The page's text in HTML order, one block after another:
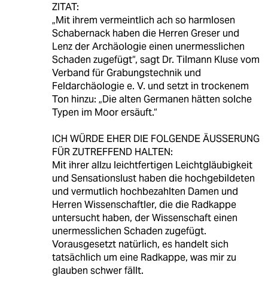
ZITAT:
„Mit ihrem vermeintlich ach so harmlosen
Schabernack haben die Herren Greser und
Lenz der Archäologie einen unermesslichen
Schaden zugefügt“, sagt Dr. Tilmann Kluse vom
Verband für Grabungstechnik und
Feldarchäologie e. V. und setzt in trockenem
Ton hinzu: „Die alten Germanen hätten solche
Typen im Moor ersäuft.“
ICH WÜRDE EHER DIE FOLGENDE ÄUSSERUNG
FÜR ZUTREFFEND HALTEN:
Mit ihrer allzu leichtfertigen Leichtgläubigkeit
und Sensationslust haben die hochgebildeten
und vermutlich hochbezahlten Damen und
Herren Wissenschaftler, die die Radkappe
untersucht haben, der Wissenschaft einen
unermesslichen Schaden zugefügt.
Vorausgesetzt natürlich, es handelt sich
tatsächlich um eine Radkappe, was mir zu
glauben schwer fällt.